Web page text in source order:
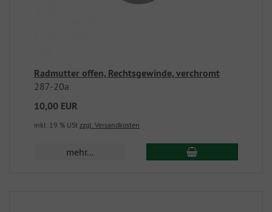
Radmutter offen, Rechtsgewinde, verchromt
287-20a
10,00 EUR
inkl. 19 % USt zzgl. Versandkosten
mehr...